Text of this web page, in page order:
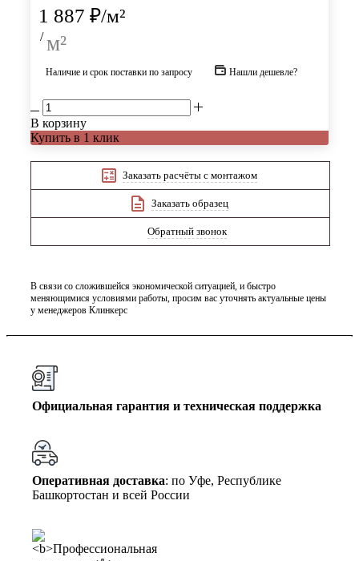
1 887 ₽/м²
/ м²
Наличие и срок поставки по запросу Нашли дешевле?
В корзину
Купить в 1 клик
Заказать расчёты с монтажом
Заказать образец
Обратный звонок
В связи со сложившейся экономической ситуацией, и быстро
меняющимися условиями работы, просим вас уточнять актуальные цены
у менеджеров Клинкерс
Официальная гарантия и техническая поддержка
Оперативная доставка: по Уфе, Республике
Башкортостан и всей России